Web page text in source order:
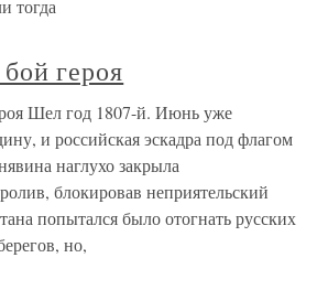
тогда
героя
Шел год 1807-й. Июнь уже
и российская эскадра под флагом
наглухо закрыла
блокировав неприятельский
попытался было отогнать русских
но,